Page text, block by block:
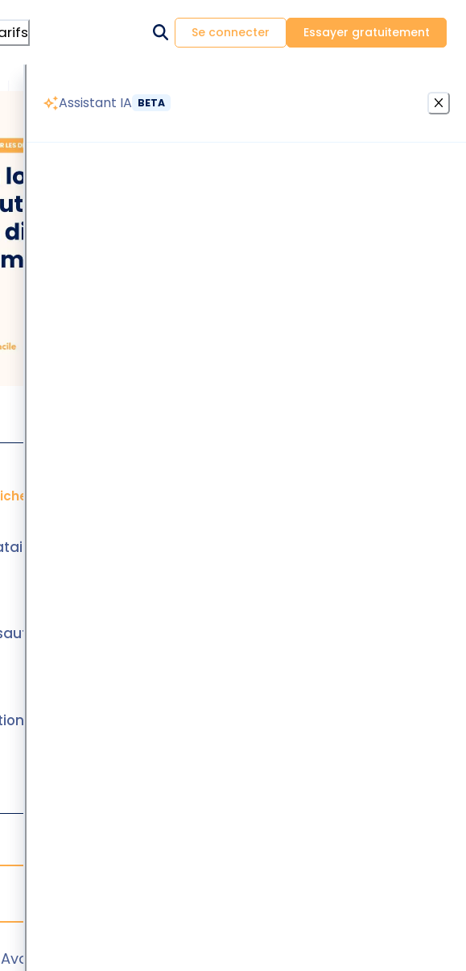
Assistant IA BETA
Se connecter Essayer gratuitement
peut-il-refuser-diagnostic
ne
en
en PDF
la